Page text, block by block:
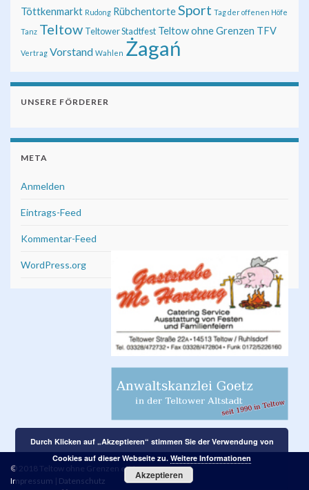
Töttkenmarkt Rudong RübchentorteSport Tag der offenen Höfe
Tanz Teltow Teltower Stadtfest Teltow ohne Grenzen TFV
Vertrag Vorstand Wahlen Żagań
UNSERE FÖRDERER
META
Anmelden
Eintrags-Feed
Kommentar-Feed
WordPress.org
© 2018 Teltow ohne Grenzen e. V.
Impressum | Datenschutz
Durch Klicken auf „Akzeptieren“ stimmen Sie der Verwendung von
Cookies auf dieser Webseite zu.Weitere Informationen
Akzeptieren